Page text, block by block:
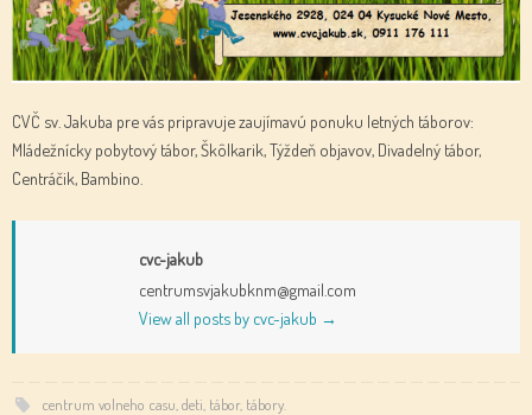
CVČ sv. Jakuba pre vás pripravuje zaujímavú ponuku letných táborov:
Mládežnícky pobytový tábor, Škôlkarik, Týždeň objavov, Divadelný tábor,
Centráčik, Bambino.
cvc-jakub
centrumsvjakubknm@gmail.com
View all posts by cvc-jakub →
centrum volneho casu deti tábor, tábory.